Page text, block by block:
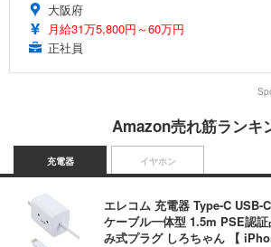
大阪府
月給31万5,800円～60万円
正社員
Amazon売れ筋ランキ
充電器
エレコム 充電器 Type-C USB-
ケーブル一体型 1.5m PSE認
み式プラグ しろちゃん 【
イヤホン